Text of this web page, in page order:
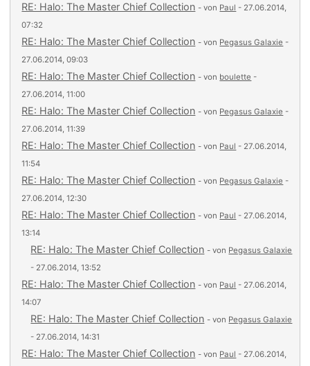
RE: Halo: The Master Chief Collection - von Paul - 27.06.2014,
07:32
RE: Halo: The Master Chief Collection - von Pegasus Galaxie -
27.06.2014, 09:03
RE: Halo: The Master Chief Collection - von boulette -
27.06.2014, 11:00
RE: Halo: The Master Chief Collection - von Pegasus Galaxie -
27.06.2014, 11:39
RE: Halo: The Master Chief Collection - von Paul - 27.06.2014,
11:54
RE: Halo: The Master Chief Collection - von Pegasus Galaxie -
27.06.2014, 12:30
RE: Halo: The Master Chief Collection - von Paul - 27.06.2014,
13:14
RE: Halo: The Master Chief Collection - von Pegasus Galaxie
- 27.06.2014, 13:52
RE: Halo: The Master Chief Collection - von Paul - 27.06.2014,
14:07
RE: Halo: The Master Chief Collection - von Pegasus Galaxie
- 27.06.2014, 14:31
RE: Halo: The Master Chief Collection - von Paul - 27.06.2014,